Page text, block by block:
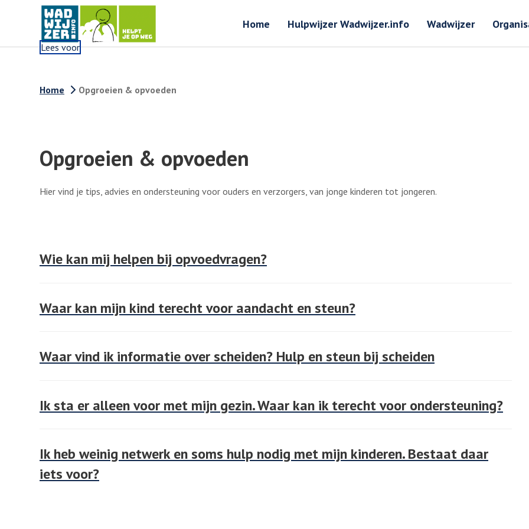
Home Hulpwijzer Wadwijzer.info Wadwijzer
Lees voor
Home Opgroeien & opvoeden
Opgroeien & opvoeden
Hier vind je tips, advies en ondersteuning voor ouders en verzorgers, van jonge kinderen tot jongeren.
Wie kan mij helpen bij opvoedvragen?
Waar kan mijn kind terecht voor aandacht en steun?
Waar vind ik informatie over scheiden? Hulp en steun bij scheiden
Ik sta er alleen voor met mijn gezin. Waar kan ik terecht voor ondersteuning?
Ik heb weinig netwerk en soms hulp nodig met mijn kinderen. Bestaat daar
iets voor?